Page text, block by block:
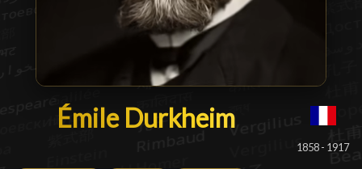
Émile Durkheim
Émile Durkheim█
1858 - 1917